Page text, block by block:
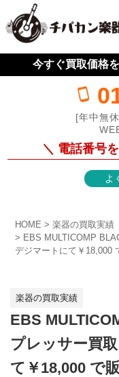
今すぐ買取価格
[年中無
＼ 電話番号
よ
HOME
楽器の買取実績
EBS MULTICOMP
デジマートにて￥18,000
楽器の買取実績
EBS
プレッサー買
て￥18,000 で